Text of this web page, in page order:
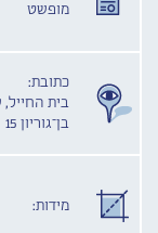
מופשט
כתובת:
בית
בן־גוריון 15
מידות: